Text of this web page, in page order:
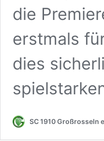
die
erstmals
dies
SC 1910 Großrosseln